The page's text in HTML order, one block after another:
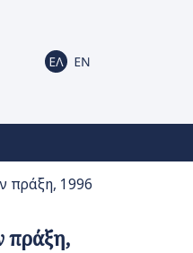
πράξη, 1996
πράξη,